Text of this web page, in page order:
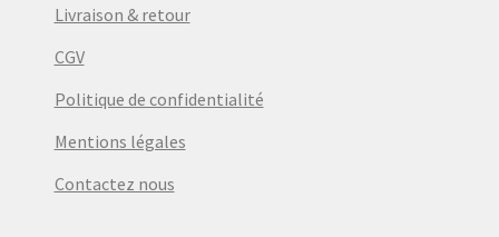
Livraison & retour
CGV
Politique de confidentialité
Mentions légales
Contactez nous